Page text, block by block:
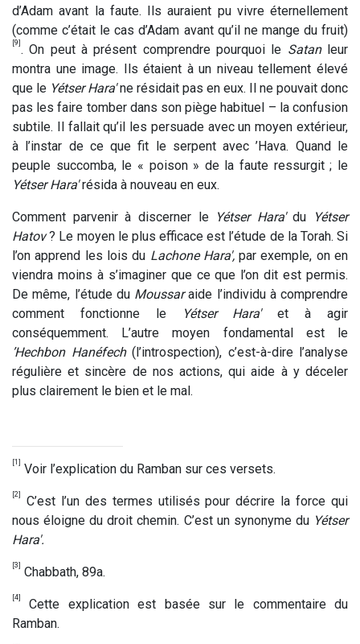
d’Adam avant la faute. Ils auraient pu vivre éternellement
(comme c’était le cas d’Adam avant qu’il ne mange du fruit)
[9] . On peut à présent comprendre pourquoi le Satanleur
montra une image. Ils étaient à un niveau tellement élevé
que le Yétser Hara'ne résidait pas en eux. Il ne pouvait donc
pas les faire tomber dans son piège habituel – la confusion
subtile. Il fallait qu’il les persuade avec un moyen extérieur,
à l’instar de ce que fit le serpent avec ’Hava. Quand le
peuple succomba, le « poison » de la faute ressurgit ; le
Yétser Hara'résida à nouveau en eux.
Comment parvenir à discerner le Yétser Hara'du
Yétser
Hatov? Le moyen le plus efficace est l’étude de la Torah. Si
l’on apprend les lois du Lachone Hara',par exemple, on en
viendra moins à s’imaginer que ce que l’on dit est permis.
De même, l’étude du Moussaraide l’individu à comprendre
comment fonctionne le
Yétser Hara'et à agir
conséquemment. L’autre moyen fondamental est le
’Hechbon Hanéfech(l’introspection), c’est-à-dire l’analyse
régulière et sincère de nos actions, qui aide à y déceler
plus clairement le bien et le mal.
[1] Voir l’explication du Ramban sur ces versets.
[2]
C’est l’un des termes utilisés pour décrire la force qui
nous éloigne du droit chemin. C’est un synonyme du Yétser
Hara'.
[3] Chabbath, 89a.
[4]
Cette explication est basée sur le commentaire du
Ramban.